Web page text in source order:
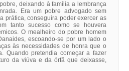
deixando à família a lembrança
Era um pobre advogado sem
prática, conseguira poder exercer as
tanto sucesso como se houvera
O mealheiro do pobre homem
escoando-se por um lado o
às necessidades de honra que o
Quando pretendia começar a fazer
da viúva e da órfã que deixasse,